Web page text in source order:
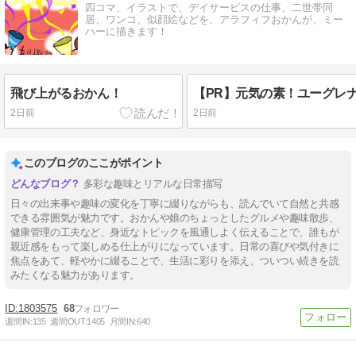
四コマ、イラストで、デイサービスの仕事、二世帯同
居、ワンコ、似顔絵などを、アラフィフおかんが、ミー
ハーに描きます！
飛び上がるおかん！
2日前 2日前
このブログのここがポイント
多彩な趣味とリアルな日常描写
日々の出来事や趣味の変化を丁寧に綴りながらも、読んでいて自然と共感
できる雰囲気が魅力です。おかんや娘のちょっとしたグルメや趣味散歩、
健康管理の工夫など、身近なトピックを風通しよく伝えることで、誰もが
親近感をもって楽しめる仕上がりになっています。日常の喜びや気付きに
焦点をあて、軽やかに綴ることで、生活に彩りを添え、ついつい続きを読
みたくなる魅力があります。
1803575 68
週間IN:135 週間OUT:1405 月間IN:640